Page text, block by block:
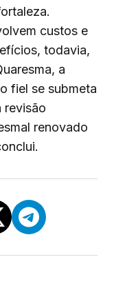
custos e
todavia,
a
fiel se submeta
revisão
renovado